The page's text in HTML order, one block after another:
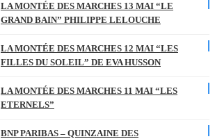
LA MONTÉE DES MARCHES 13 MAI “LE
GRAND BAIN” PHILIPPE LELOUCHE
LA MONTÉE DES MARCHES 12 MAI “LES
FILLES DU SOLEIL” DE EVA HUSSON
LA MONTÉE DES MARCHES 11 MAI “LES
ETERNELS”
BNP PARIBAS – QUINZAINE DES